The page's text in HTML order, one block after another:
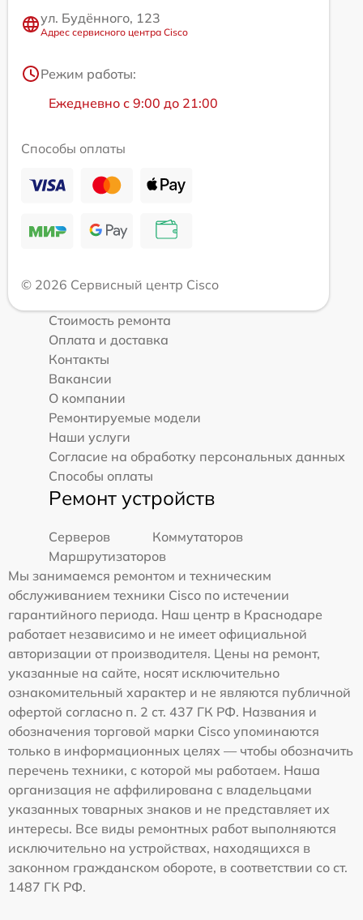
ул. Будённого, 123
Адрес сервисного центра Cisco
Режим работы:
Ежедневно с 9:00 до 21:00
Способы оплаты
© 2026 Сервисный центр Cisco
Стоимость ремонта
Оплата и доставка
Контакты
Вакансии
О компании
Ремонтируемые модели
Наши услуги
Согласие на обработку персональных данных
Способы оплаты
Ремонт устройств
Серверов
Коммутаторов
Маршрутизаторов
Мы занимаемся ремонтом и техническим
обслуживанием техники Cisco по истечении
гарантийного периода. Наш центр в Краснодаре
работает независимо и не имеет официальной
авторизации от производителя. Цены на ремонт,
указанные на сайте, носят исключительно
ознакомительный характер и не являются публичной
офертой согласно п. 2 ст. 437 ГК РФ. Названия и
обозначения торговой марки Cisco упоминаются
только в информационных целях — чтобы обозначить
перечень техники, с которой мы работаем. Наша
организация не аффилирована с владельцами
указанных товарных знаков и не представляет их
интересы. Все виды ремонтных работ выполняются
исключительно на устройствах, находящихся в
законном гражданском обороте, в соответствии со ст.
1487 ГК РФ.